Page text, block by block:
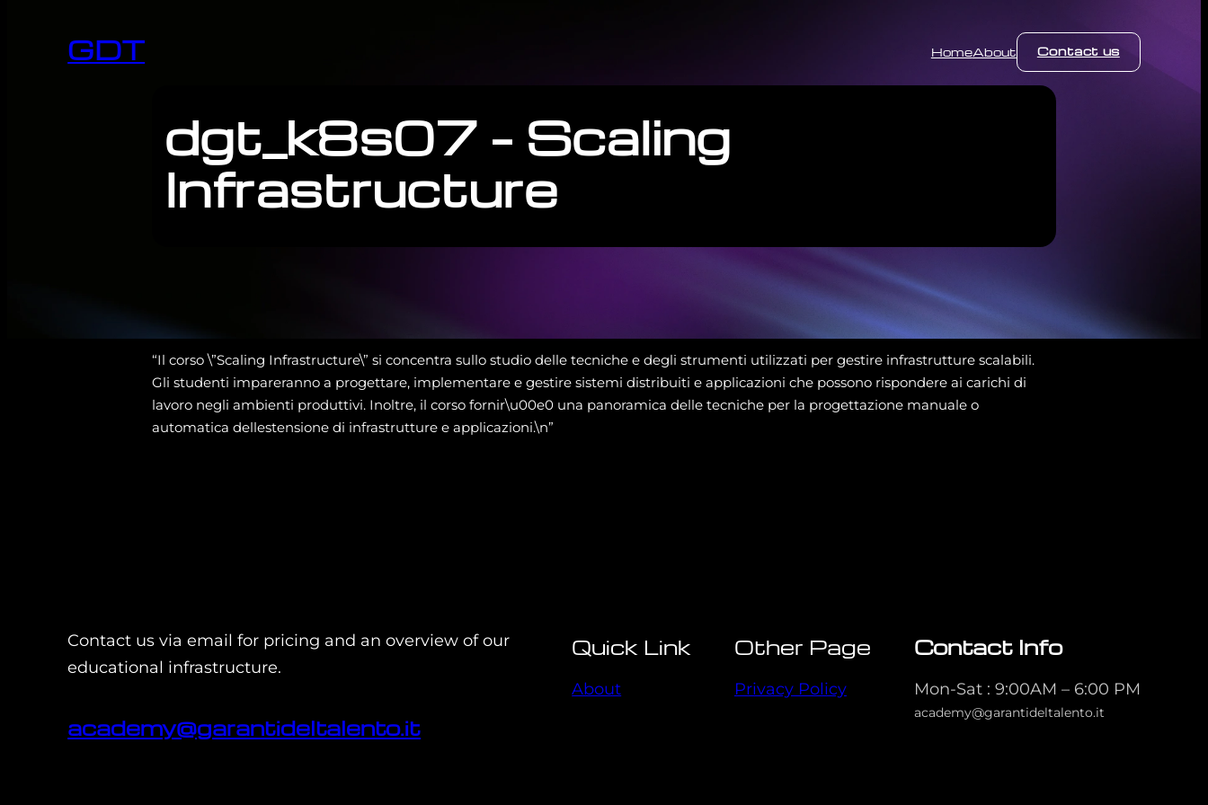
GDT HomeAbout Contact us
dgt_k8s07 – Scaling
Infrastructure
“Il corso \”Scaling Infrastructure\” si concentra sullo studio delle tecniche e degli strumenti utilizzati per gestire infrastrutture scalabili.
Gli studenti impareranno a progettare, implementare e gestire sistemi distribuiti e applicazioni che possono rispondere ai carichi di
lavoro negli ambienti produttivi. Inoltre, il corso fornir\u00e0 una panoramica delle tecniche per la progettazione manuale o
automatica dellestensione di infrastrutture e applicazioni.\n”
Contact us via email for pricing and an overview of our
educational infrastructure.
academy@garantideltalento.it
Quick Link
About
Other Page
Privacy Policy
Contact Info
Mon-Sat : 9:00AM – 6:00 PM
academy@garantideltalento.it